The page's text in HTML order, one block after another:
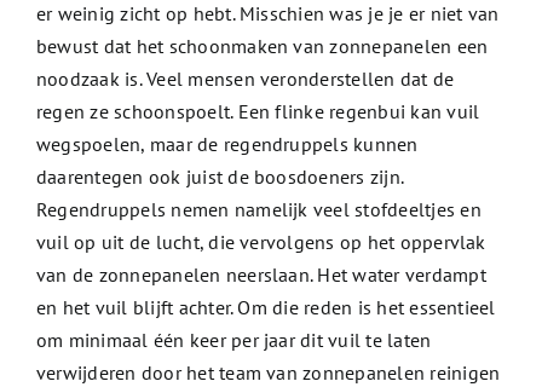
er weinig zicht op hebt. Misschien was je je er niet van
bewust dat het schoonmaken van zonnepanelen een
noodzaak is. Veel mensen veronderstellen dat de
regen ze schoonspoelt. Een flinke regenbui kan vuil
wegspoelen, maar de regendruppels kunnen
daarentegen ook juist de boosdoeners zijn.
Regendruppels nemen namelijk veel stofdeeltjes en
vuil op uit de lucht, die vervolgens op het oppervlak
van de zonnepanelen neerslaan. Het water verdampt
en het vuil blijft achter. Om die reden is het essentieel
om minimaal één keer per jaar dit vuil te laten
verwijderen door het team van zonnepanelen reinigen